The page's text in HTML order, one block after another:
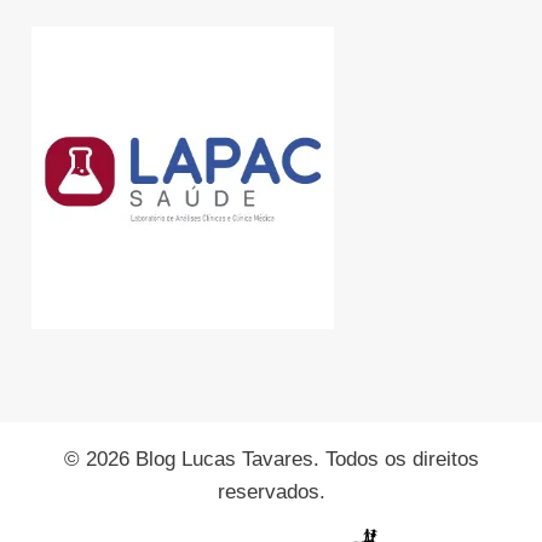
© 2026 Blog Lucas Tavares. Todos os direitos
reservados.